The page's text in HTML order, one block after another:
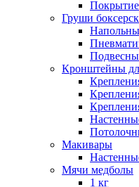
Покрытие
Груши
Кронштейны
Макивары
Мячи медболы
1 кг